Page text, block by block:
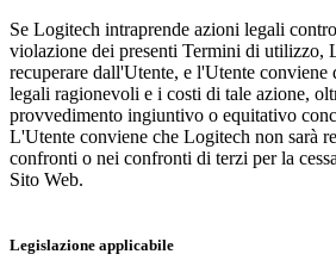
Se Logitech intraprende azioni legali
violazione dei presenti Termini di utilizzo,
recuperare dall'Utente, e l'Utente conviene
legali ragionevoli e i costi di tale azione,
provvedimento ingiuntivo o equitativo
L'Utente conviene che Logitech non sarà
confronti o nei confronti di terzi per la
Sito Web.
Legislazione applicabile